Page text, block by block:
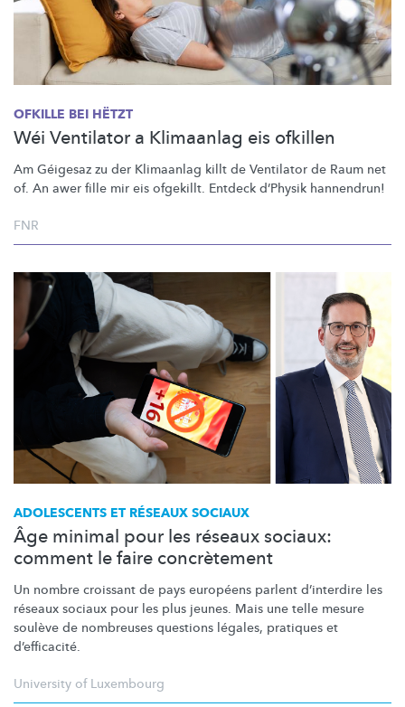
OFKILLE BEI HËTZT
Wéi Ventilator a Klimaanlag eis ofkillen
Am Géigesaz zu der Klimaanlag killt de Ventilator de Raum net
of. An awer fille mir eis ofgekillt. Entdeck d’Physik hannendrun!
FNR
ADOLESCENTS ET RÉSEAUX SOCIAUX
Âge minimal pour les réseaux sociaux:
comment le faire concrètement
Un nombre croissant de pays européens parlent d’interdire les
réseaux sociaux pour les plus jeunes. Mais une telle mesure
soulève de nombreuses questions légales, pratiques et
d’efficacité.
University of Luxembourg